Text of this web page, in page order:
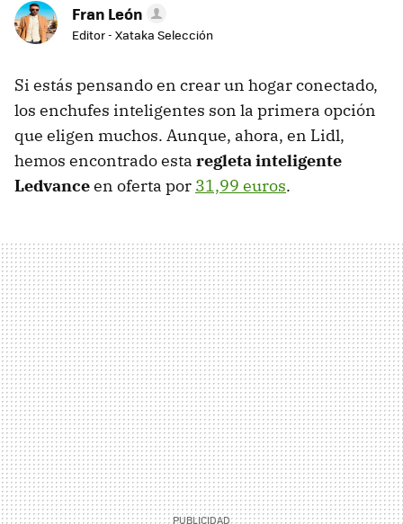
Fran León
Editor - Xataka Selección
Si estás pensando en crear un hogar conectado,
los enchufes inteligentes son la primera opción
que eligen muchos. Aunque, ahora, en Lidl,
hemos encontrado esta regleta inteligente
Ledvanceen oferta por 31,99 euros.